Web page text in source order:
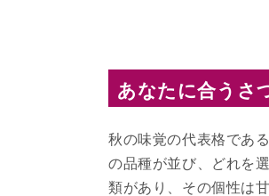
あなたに合うさ
秋の味覚の代表格であ
の品種が並び、どれを
類があり、その個性は